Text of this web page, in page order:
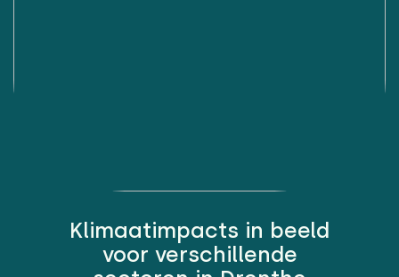
Klimaatimpacts in beeld
voor verschillende